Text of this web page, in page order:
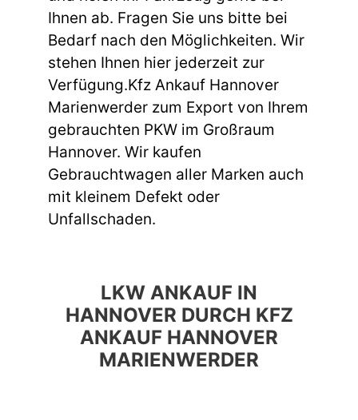
Ihnen ab. Fragen Sie uns bitte bei
Bedarf nach den Möglichkeiten. Wir
stehen Ihnen hier jederzeit zur
Verfügung.Kfz Ankauf Hannover
Marienwerder zum Export von Ihrem
gebrauchten PKW im Großraum
Hannover. Wir kaufen
Gebrauchtwagen aller Marken auch
mit kleinem Defekt oder
Unfallschaden.
LKW ANKAUF IN
HANNOVER DURCH KFZ
ANKAUF HANNOVER
MARIENWERDER